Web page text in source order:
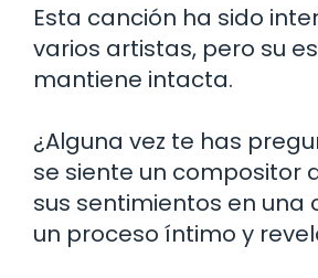
Esta canción ha sido
varios artistas, pero su
mantiene intacta.
¿Alguna vez te has
se siente un compositor
sus sentimientos en una
un proceso íntimo y